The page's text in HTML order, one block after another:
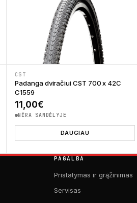
CST
Padanga dviračiui CST 700 x 42C
C1559
11,00€
NĖRA SANDĖLYJE
DAUGIAU
PAGALBA
Pristatymas ir grąžinimas
Servisas